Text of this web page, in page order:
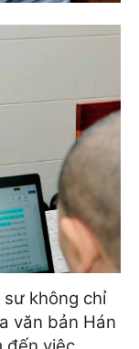
không chỉ
văn bản Hán